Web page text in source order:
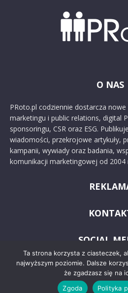
O NAS
PRoto.pl codziennie dostarcza
marketingu i public relations, digital
sponsoringu, CSR oraz ESG.
wiadomości, przekrojowe artykuły,
kampanii, wywiady oraz badania,
komunikacji marketingowej od 2004
SOCIAL
Ta strona korzysta z ciasteczek,
najwyższym poziomie. Dalsze
że zgadzasz się na
Zgoda
Polityka